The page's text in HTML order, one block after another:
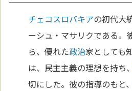
チェコスロバキアの初代大
ーシュ・マサリクである。
ら、優れた政治家としても
は、民主主義の理想を持ち、
切にした。彼の指導のもと、